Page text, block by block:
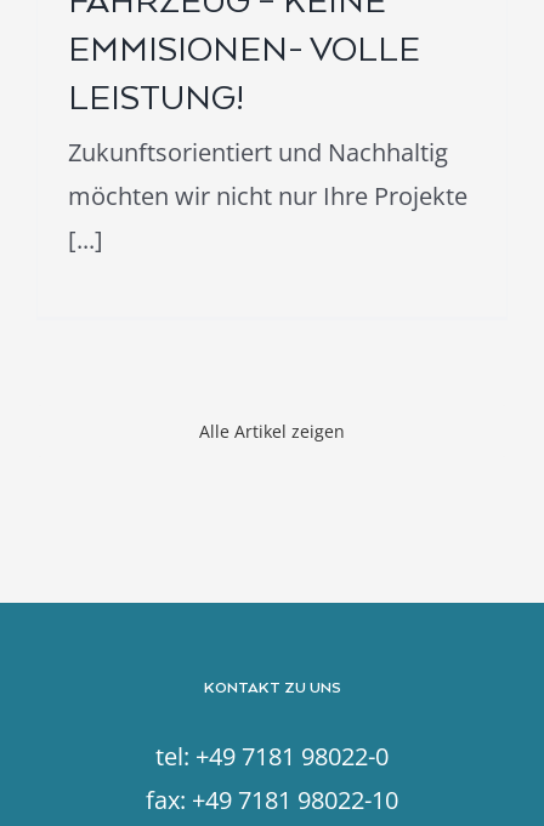
EMMISIONEN- VOLLE
LEISTUNG!
Zukunftsorientiert und Nachhaltig
möchten wir nicht nur Ihre Projekte
[...]
Alle Artikel zeigen
KONTAKT ZU UNS
tel: +49 7181 98022-0
fax: +49 7181 98022-10